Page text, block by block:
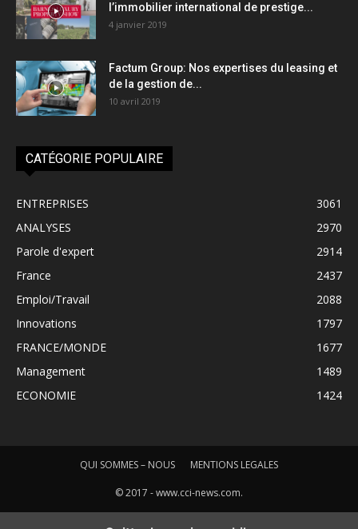
l’immobilier international de prestige...
4 janvier 2019
Factum Group: Nos expertises du leasing et
de la gestion de...
10 avril 2019
CATÉGORIE POPULAIRE
ENTREPRISES
3061
ANALYSES
2970
Parole d'expert
2914
France
2437
Emploi/Travail
2088
Innovations
1797
FRANCE/MONDE
1677
Management
1489
ECONOMIE
1424
QUI SOMMES – NOUS MENTIONS LEGALES
© 2017 - www.cci-news.com.